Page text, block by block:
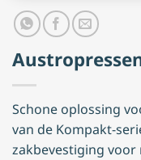
Schone oplossing
van de Kompakt-
zakbevestiging